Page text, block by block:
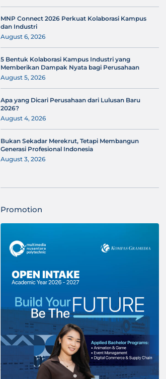
MNP Connect 2026 Perkuat Kolaborasi Kampus
dan Industri
August 6, 2026
5 Bentuk Kolaborasi Kampus Industri yang
Memberikan Dampak Nyata bagi Perusahaan
August 5, 2026
Apa yang Dicari Perusahaan dari Lulusan Baru
2026?
August 4, 2026
Bukan Sekadar Merekrut, Tetapi Membangun
Generasi Profesional Indonesia
August 3, 2026
Promotion